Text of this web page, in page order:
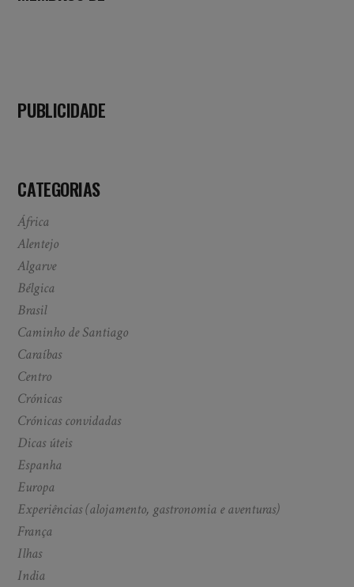
PUBLICIDADE
CATEGORIAS
África
Alentejo
Algarve
Bélgica
Brasil
Caminho de Santiago
Caraíbas
Centro
Crónicas
Crónicas convidadas
Dicas úteis
Espanha
Europa
Experiências (alojamento, gastronomia e aventuras)
França
Ilhas
India